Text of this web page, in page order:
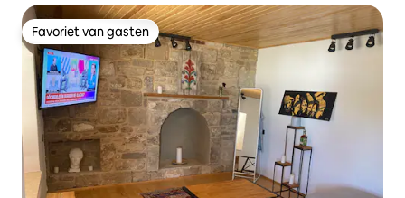
Favoriet van gasten
Favoriet van gasten